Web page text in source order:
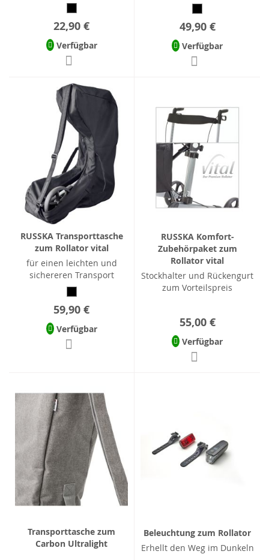
22,90 €
Verfügbar
49,90 €
Verfügbar
RUSSKA Transporttasche
zum Rollator vital
für einen leichten und
sichereren Transport
59,90 €
Verfügbar
RUSSKA Komfort-
Zubehörpaket zum
Rollator vital
Stockhalter und Rückengurt
zum Vorteilspreis
55,00 €
Verfügbar
Transporttasche zum
Carbon Ultralight
Beleuchtung zum Rollator
Erhellt den Weg im Dunkeln